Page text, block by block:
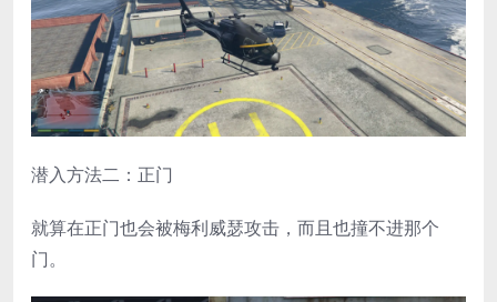
潜入方法二：正门
就算在正门也会被梅利威瑟攻击，而且也撞不进那个
门。